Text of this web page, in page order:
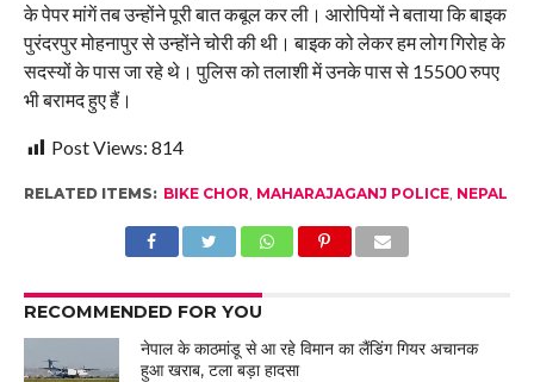
के पेपर मांगें तब उन्होंने पूरी बात कबूल कर ली। आरोपियों ने बताया कि बाइक
पुरंदरपुर मोहनापुर से उन्होंने चोरी की थी। बाइक को लेकर हम लोग गिरोह के
सदस्यों के पास जा रहे थे। पुलिस को तलाशी में उनके पास से 15500 रुपए
भी बरामद हुए हैं।
Post Views: 814
RELATED ITEMS: BIKE CHOR MAHARAJAGANJ POLICE, NEPAL
RECOMMENDED FOR YOU
नेपाल के काठमांडू से आ रहे विमान का लैंडिंग गियर अचानक
हुआ खराब, टला बड़ा हादसा